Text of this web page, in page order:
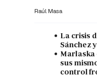
Raúl Masa
La crisis
Sánchez
Marlaska
sus
control